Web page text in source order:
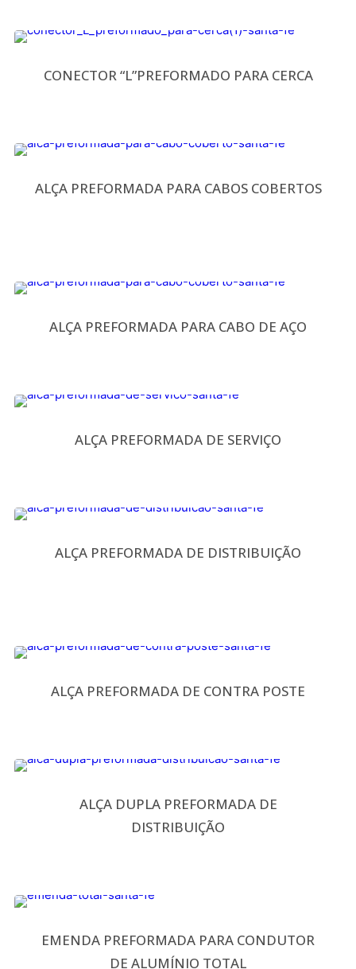
CONECTOR “L”PREFORMADO PARA CERCA
ALÇA PREFORMADA PARA CABOS COBERTOS
ALÇA PREFORMADA PARA CABO DE AÇO
ALÇA PREFORMADA DE SERVIÇO
ALÇA PREFORMADA DE DISTRIBUIÇÃO
ALÇA PREFORMADA DE CONTRA POSTE
ALÇA DUPLA PREFORMADA DE
DISTRIBUIÇÃO
EMENDA PREFORMADA PARA CONDUTOR
DE ALUMÍNIO TOTAL